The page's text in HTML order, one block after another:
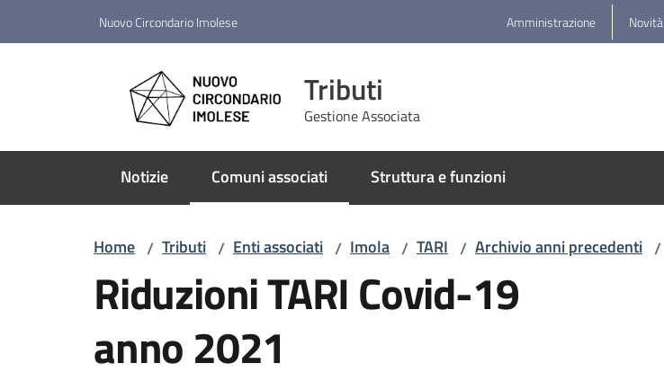
Nuovo Circondario Imolese Amministrazione Novità
Tributi
Gestione Associata
Notizie Comuni associati
Menu selezionato Struttura e funzioni
Home / Tributi / Enti associati / Imola / TARI / Archivio anni precedenti /
Riduzioni TARI Covid-19
anno 2021